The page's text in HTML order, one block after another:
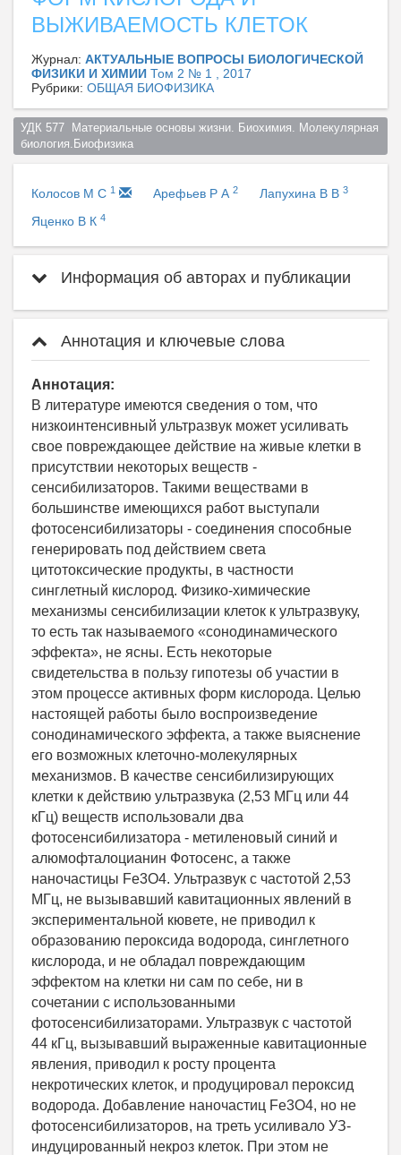
ВЫЖИВАЕМОСТЬ КЛЕТОК
Журнал: АКТУАЛЬНЫЕ ВОПРОСЫ БИОЛОГИЧЕСКОЙ
ФИЗИКИ И ХИМИИ Том 2 № 1 , 2017
Рубрики: ОБЩАЯ БИОФИЗИКА
УДК 577  Материальные основы жизни. Биохимия. Молекулярная
биология.Биофизика
Колосов М С 1 Арефьев Р А 2 Лапухина В В 3
Яценко В К 4
Информация об авторах и публикации
Аннотация и ключевые слова
Аннотация:
В литературе имеются сведения о том, что
низкоинтенсивный ультразвук может усиливать
свое повреждающее действие на живые клетки в
присутствии некоторых веществ -
сенсибилизаторов. Такими веществами в
большинстве имеющихся работ выступали
фотосенсибилизаторы - соединения способные
генерировать под действием света
цитотоксические продукты, в частности
синглетный кислород. Физико-химические
механизмы сенсибилизации клеток к ультразвуку,
то есть так называемого «сонодинамического
эффекта», не ясны. Есть некоторые
свидетельства в пользу гипотезы об участии в
этом процессе активных форм кислорода. Целью
настоящей работы было воспроизведение
сонодинамического эффекта, а также выяснение
его возможных клеточно-молекулярных
механизмов. В качестве сенсибилизирующих
клетки к действию ультразвука (2,53 МГц или 44
кГц) веществ использовали два
фотосенсибилизатора - метиленовый синий и
алюмофталоцианин Фотосенс, а также
наночастицы Fe3O4. Ультразвук с частотой 2,53
МГц, не вызывавший кавитационных явлений в
экспериментальной кювете, не приводил к
образованию пероксида водорода, синглетного
кислорода, и не обладал повреждающим
эффектом на клетки ни сам по себе, ни в
сочетании с использованными
фотосенсибилизаторами. Ультразвук с частотой
44 кГц, вызывавший выраженные кавитационные
явления, приводил к росту процента
некротических клеток, и продуцировал пероксид
водорода. Добавление наночастиц Fe3O4, но не
фотосенсибилизаторов, на треть усиливало УЗ-
индуцированный некроз клеток. При этом не